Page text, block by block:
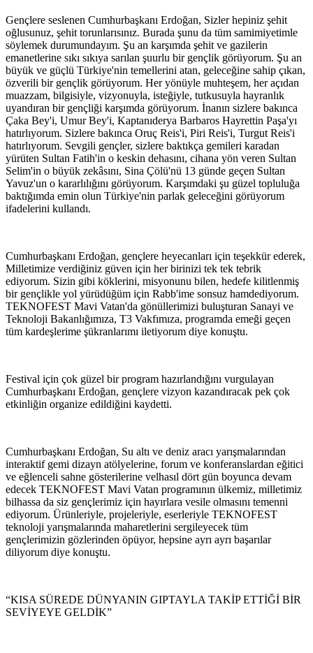
Gençlere seslenen Cumhurbaşkanı Erdoğan, Sizler hepiniz şehit
oğlusunuz, şehit torunlarısınız. Burada şunu da tüm samimiyetimle
söylemek durumundayım. Şu an karşımda şehit ve gazilerin
emanetlerine sıkı sıkıya sarılan şuurlu bir gençlik görüyorum. Şu an
büyük ve güçlü Türkiye'nin temellerini atan, geleceğine sahip çıkan,
özverili bir gençlik görüyorum. Her yönüyle muhteşem, her açıdan
muazzam, bilgisiyle, vizyonuyla, isteğiyle, tutkusuyla hayranlık
uyandıran bir gençliği karşımda görüyorum. İnanın sizlere bakınca
Çaka Bey'i, Umur Bey'i, Kaptanıderya Barbaros Hayrettin Paşa'yı
hatırlıyorum. Sizlere bakınca Oruç Reis'i, Piri Reis'i, Turgut Reis'i
hatırlıyorum. Sevgili gençler, sizlere baktıkça gemileri karadan
yürüten Sultan Fatih'in o keskin dehasını, cihana yön veren Sultan
Selim'in o büyük zekâsını, Sina Çölü'nü 13 günde geçen Sultan
Yavuz'un o kararlılığını görüyorum. Karşımdaki şu güzel topluluğa
baktığımda emin olun Türkiye'nin parlak geleceğini görüyorum
ifadelerini kullandı.
Cumhurbaşkanı Erdoğan, gençlere heyecanları için teşekkür ederek,
Milletimize verdiğiniz güven için her birinizi tek tek tebrik
ediyorum. Sizin gibi köklerini, misyonunu bilen, hedefe kilitlenmiş
bir gençlikle yol yürüdüğüm için Rabb'ime sonsuz hamdediyorum.
TEKNOFEST Mavi Vatan'da gönüllerimizi buluşturan Sanayi ve
Teknoloji Bakanlığımıza, T3 Vakfımıza, programda emeği geçen
tüm kardeşlerime şükranlarımı iletiyorum diye konuştu.
Festival için çok güzel bir program hazırlandığını vurgulayan
Cumhurbaşkanı Erdoğan, gençlere vizyon kazandıracak pek çok
etkinliğin organize edildiğini kaydetti.
Cumhurbaşkanı Erdoğan, Su altı ve deniz aracı yarışmalarından
interaktif gemi dizayn atölyelerine, forum ve konferanslardan eğitici
ve eğlenceli sahne gösterilerine velhasıl dört gün boyunca devam
edecek TEKNOFEST Mavi Vatan programının ülkemiz, milletimiz
bilhassa da siz gençlerimiz için hayırlara vesile olmasını temenni
ediyorum. Ürünleriyle, projeleriyle, eserleriyle TEKNOFEST
teknoloji yarışmalarında maharetlerini sergileyecek tüm
gençlerimizin gözlerinden öpüyor, hepsine ayrı ayrı başarılar
diliyorum diye konuştu.
“KISA SÜREDE DÜNYANIN GIPTAYLA TAKİP ETTİĞİ BİR
SEVİYEYE GELDİK”